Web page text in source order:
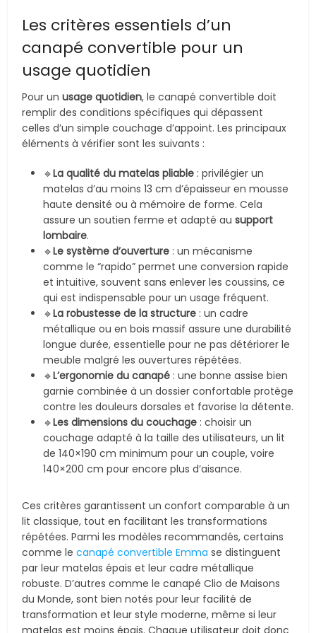
Les critères essentiels d’un
canapé convertible pour un
usage quotidien
Pour unusage quotidien, le canapé convertible doit
remplir des conditions spécifiques qui dépassent
celles d’un simple couchage d’appoint. Les principaux
éléments à vérifier sont les suivants :
🔹La qualité du matelas pliable : privilégier un
matelas d’au moins 13 cm d’épaisseur en mousse
haute densité ou à mémoire de forme. Cela
assure un soutien ferme et adapté ausupport
lombaire.
🔹Le système d’ouverture : un mécanisme
comme le “rapido” permet une conversion rapide
et intuitive, souvent sans enlever les coussins, ce
qui est indispensable pour un usage fréquent.
🔹La robustesse de la structure : un cadre
métallique ou en bois massif assure une durabilité
longue durée, essentielle pour ne pas détériorer le
meuble malgré les ouvertures répétées.
🔹L’ergonomie du canapé : une bonne assise bien
garnie combinée à un dossier confortable protège
contre les douleurs dorsales et favorise la détente.
🔹Les dimensions du couchage : choisir un
couchage adapté à la taille des utilisateurs, un lit
de 140×190 cm minimum pour un couple, voire
140×200 cm pour encore plus d’aisance.
Ces critères garantissent un confort comparable à un
lit classique, tout en facilitant les transformations
répétées. Parmi les modèles recommandés, certains
comme lecanapé convertible Emma se distinguent
par leur matelas épais et leur cadre métallique
robuste. D’autres comme le canapé Clio de Maisons
du Monde, sont bien notés pour leur facilité de
transformation et leur style moderne, même si leur
matelas est moins épais. Chaque utilisateur doit donc